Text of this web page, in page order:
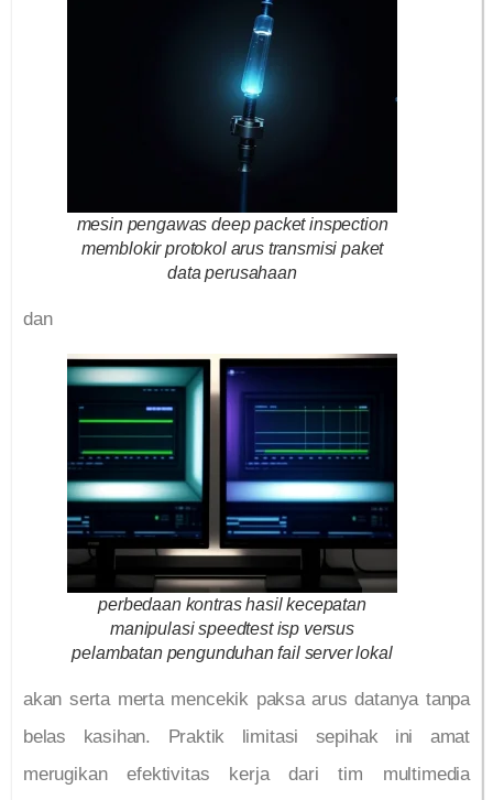
mesin pengawas deep packet inspection
memblokir protokol arus transmisi paket
data perusahaan
dan
perbedaan kontras hasil kecepatan
manipulasi speedtest isp versus
pelambatan pengunduhan fail server lokal
akan serta merta mencekik paksa arus datanya tanpa
belas kasihan. Praktik limitasi sepihak ini amat
merugikan efektivitas kerja dari tim multimedia